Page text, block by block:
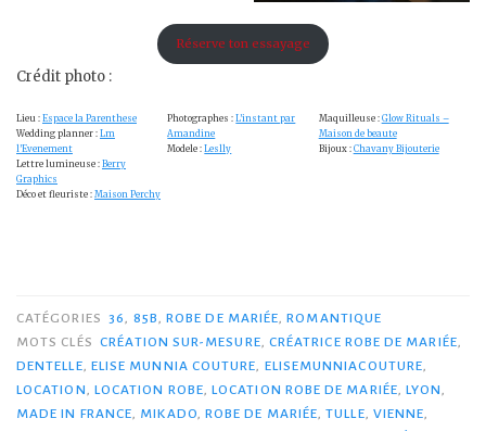
Réserve ton essayage
Crédit photo :
Lieu : Espace la Parenthese
Wedding planner : Lm
l’Evenement
Lettre lumineuse : Berry
Graphics
Déco et fleuriste : Maison Perchy
Photographes :L’instant par
Amandine
Modele :Leslly
Maquilleuse : Glow Rituals –
Maison de beaute
Bijoux : Chavany Bijouterie
CATÉGORIES 36, 85B,ROBE DE MARIÉE,ROMANTIQUE
MOTS CLÉS CRÉATION SUR-MESURE, CRÉATRICE ROBE DE MARIÉE,
DENTELLE, ELISE MUNNIA COUTURE, ELISEMUNNIACOUTURE,
LOCATION, LOCATION ROBE,LOCATION ROBE DE MARIÉE,LYON,
MADE IN FRANCE, MIKADO, ROBE DE MARIÉE,TULLE, VIENNE,